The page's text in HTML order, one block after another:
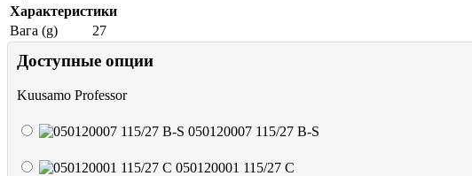
Характеристики
Вага (g)
27
Доступные опции
Kuusamo Professor
050120007 115/27 B-S
050120001 115/27 C